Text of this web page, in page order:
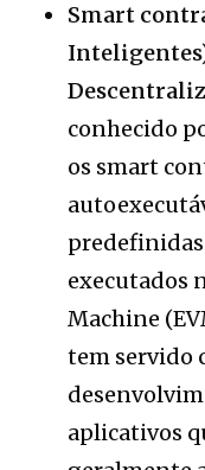
Smart
conhecido
os smart
executados
Machine
tem servido
aplicativos